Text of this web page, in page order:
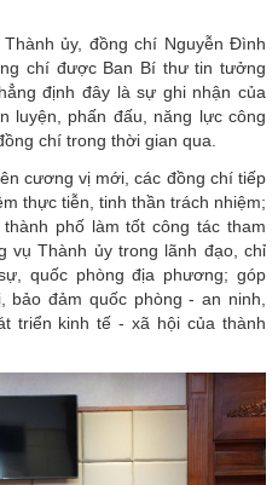
ủy, đồng chí Nguyễn Đình
chí được Ban Bí thư tin tưởng
định đây là sự ghi nhận của
luyện, phấn đấu, năng lực công
chí trong thời gian qua.
cương vị mới, các đồng chí tiếp
thực tiễn, tinh thần trách nhiệm;
phố làm tốt công tác tham
vụ Thành ủy trong lãnh đạo, chỉ
quốc phòng địa phương; góp
đảm quốc phòng - an ninh,
triển kinh tế - xã hội của thành